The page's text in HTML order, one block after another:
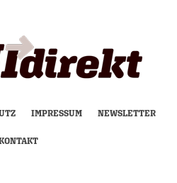
IMPRESSUM NEWSLETTER